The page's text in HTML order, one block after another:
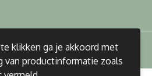
klikken ga je akkoord met
van productinformatie zoals